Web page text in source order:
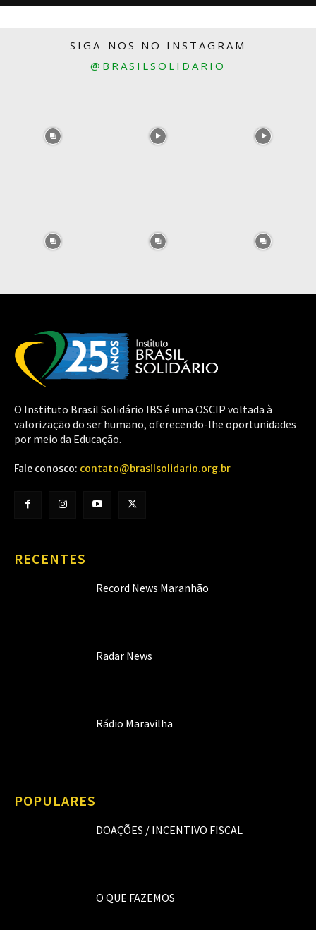
SIGA-NOS NO INSTAGRAM
@BRASILSOLIDARIO
O Instituto Brasil Solidário IBS é uma OSCIP voltada à
valorização do ser humano, oferecendo-lhe oportunidades
por meio da Educação.
Fale conosco: contato@brasilsolidario.org.br
RECENTES
Record News Maranhão
Radar News
Rádio Maravilha
POPULARES
DOAÇÕES / INCENTIVO FISCAL
O QUE FAZEMOS